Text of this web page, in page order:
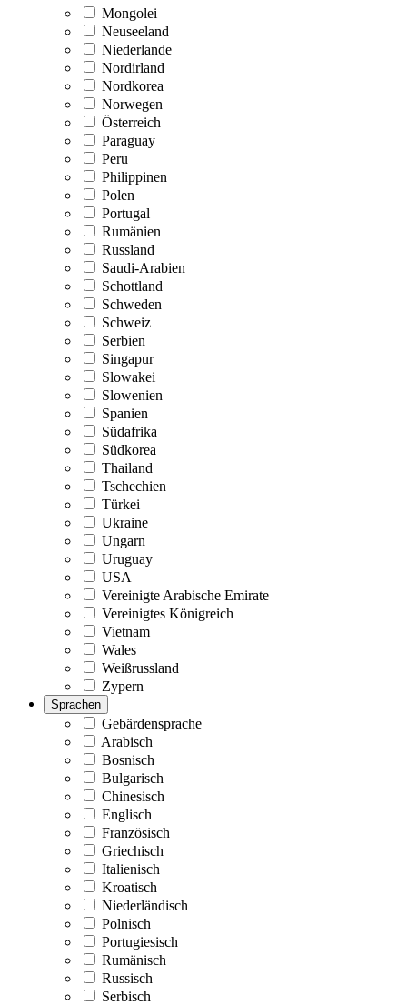
Mongolei
Neuseeland
Niederlande
Nordirland
Nordkorea
Norwegen
Österreich
Paraguay
Peru
Philippinen
Polen
Portugal
Rumänien
Russland
Saudi-Arabien
Schottland
Schweden
Schweiz
Serbien
Singapur
Slowakei
Slowenien
Spanien
Südafrika
Südkorea
Thailand
Tschechien
Türkei
Ukraine
Ungarn
Uruguay
USA
Vereinigte Arabische Emirate
Vereinigtes Königreich
Vietnam
Wales
Weißrussland
Zypern
Sprachen
Gebärdensprache
Arabisch
Bosnisch
Bulgarisch
Chinesisch
Englisch
Französisch
Griechisch
Italienisch
Kroatisch
Niederländisch
Polnisch
Portugiesisch
Rumänisch
Russisch
Serbisch